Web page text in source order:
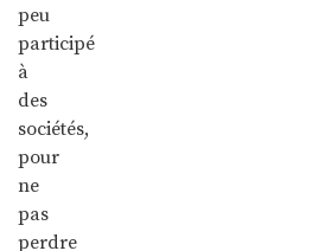
peu
participé
à
des
sociétés,
pour
ne
pas
perdre